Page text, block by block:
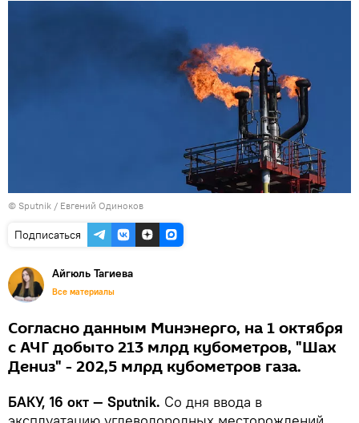
© Sputnik / Евгений Одиноков
Подписаться
Айгюль Тагиева
Все материалы
Согласно данным Минэнерго, на 1 октября
с АЧГ добыто 213 млрд кубометров, "Шах
Дениз" - 202,5 млрд кубометров газа.
БАКУ, 16 окт — Sputnik. Со дня ввода в